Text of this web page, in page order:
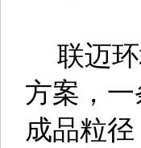
联迈环
方案，
成品粒